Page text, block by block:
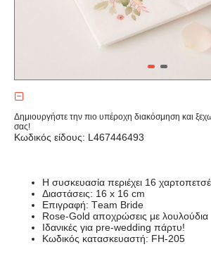
Δημιουργήστε την πιο υπέροχη διακόσμηση και
σας!
Κωδικός είδους: L467446493
H συσκευασία περιέχει 16
Διαστάσεις: 16 x 16 cm
Eπιγραφή: Team Bride
Rose-Gold αποχρώσεις με λουλούδια
Iδανικές για pre-wedding πάρτυ!
Kωδικός κατασκευαστή: FH-205